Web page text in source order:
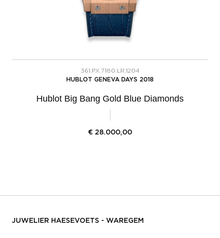
361.PX.7180.LR.1204
HUBLOT GENEVA DAYS 2018
Hublot Big Bang Gold Blue Diamonds
€ 28.000,00
JUWELIER HAESEVOETS - WAREGEM